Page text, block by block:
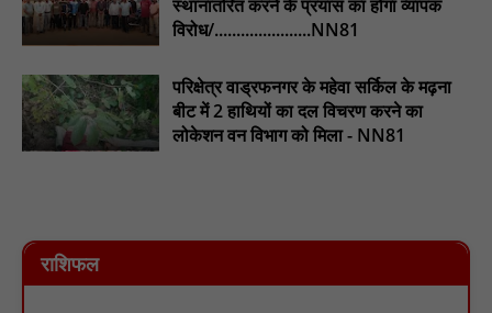
स्थानांतरित करने के प्रयास का होगा व्यापक
विरोध/......................NN81
परिक्षेत्र वाड्रफनगर के महेवा सर्किल के मढ़ना
बीट में 2 हाथियों का दल विचरण करने का
लोकेशन वन विभाग को मिला - NN81
राशिफल